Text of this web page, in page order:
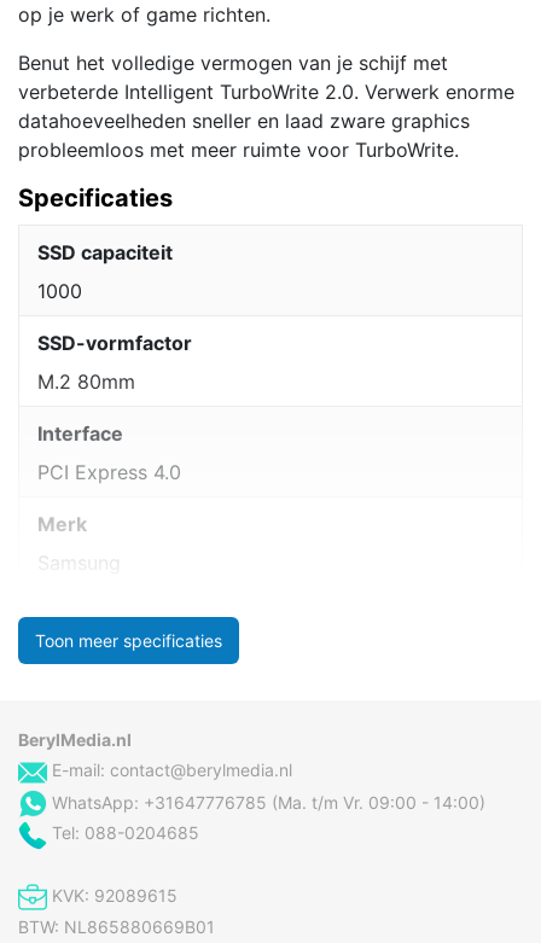
op je werk of game richten.
Benut het volledige vermogen van je schijf met
verbeterde Intelligent TurboWrite 2.0. Verwerk enorme
datahoeveelheden sneller en laad zware graphics
probleemloos met meer ruimte voor TurboWrite.
Specificaties
SSD capaciteit
1000
SSD-vormfactor
M.2 80mm
Interface
PCI Express 4.0
Merk
Samsung
Toon meer specificaties
BerylMedia.nl
E-mail: contact@berylmedia.nl
WhatsApp: +31647776785 (Ma. t/m Vr. 09:00 - 14:00)
Tel: 088-0204685
KVK: 92089615
BTW: NL865880669B01